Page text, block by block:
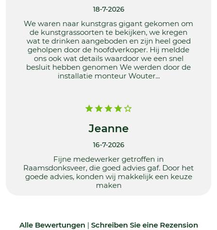
18-7-2026
We waren naar kunstgras gigant gekomen om
de kunstgrassoorten te bekijken, we kregen
wat te drinken aangeboden en zijn heel goed
geholpen door de hoofdverkoper. Hij meldde
ons ook wat details waardoor we een snel
besluit hebben genomen We werden door de
installatie monteur Wouter...
Jeanne
16-7-2026
Fijne medewerker getroffen in
Raamsdonksveer, die goed advies gaf. Door het
goede advies, konden wij makkelijk een keuze
maken
Alle Bewertungen| Schreiben Sie eine Rezension